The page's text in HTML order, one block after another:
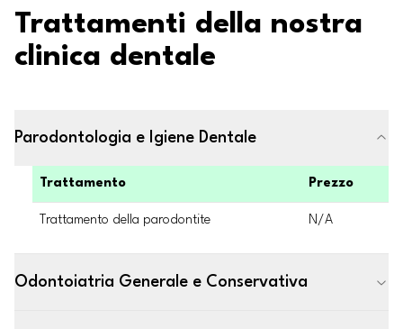
Trattamenti della nostra
clinica dentale
Parodontologia e Igiene Dentale
Trattamento Prezzo
Trattamento della parodontite N/A
Odontoiatria Generale e Conservativa